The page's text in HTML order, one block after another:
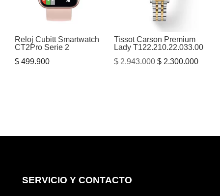
Reloj Cubitt Smartwatch
CT2Pro Serie 2
$ 499.900
Tissot Carson Premium
Lady T122.210.22.033.00
$2.943.000 El
$2.300.000El
SERVICIO Y CONTACTO